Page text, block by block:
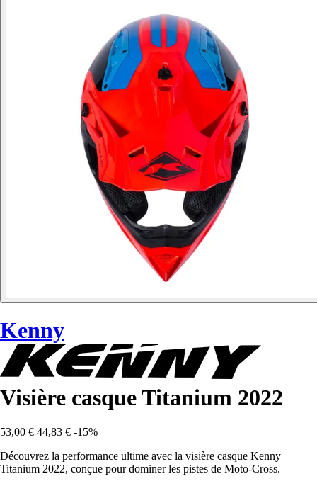
Kenny
Visière casque Titanium 2022
53,00 € 44,83 € -15%
Découvrez la performance ultime avec la visière casque Kenny
Titanium 2022, conçue pour dominer les pistes de Moto-Cross.